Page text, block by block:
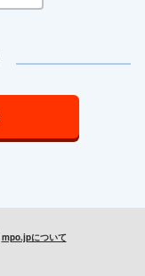
mpo.jpについて